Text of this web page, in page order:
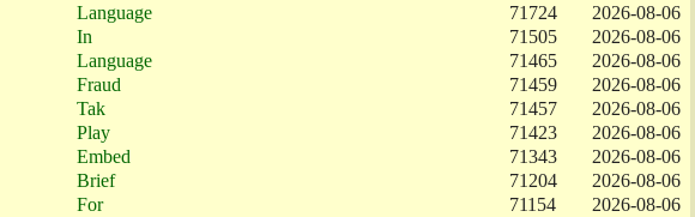
Language 71724
2026-08-06
In 71505
2026-08-06
Language 71465
2026-08-06
Fraud 71459
2026-08-06
Tak 71457
2026-08-06
Play 71423
2026-08-06
Embed 71343
2026-08-06
Brief 71204
2026-08-06
For 71154
2026-08-06